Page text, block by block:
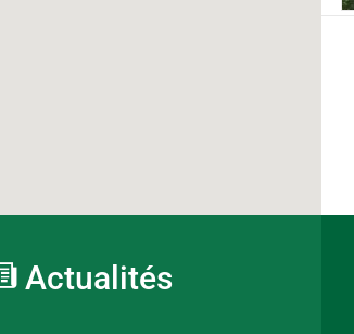
Actualités